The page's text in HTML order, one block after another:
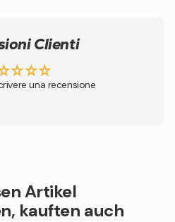
Clienti
una recensione
Artikel
kauften auch